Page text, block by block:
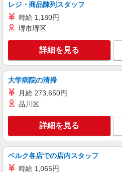
セントスタッフ株式会社 横浜支店（
※交通費全額別途
の定め
神奈川県横浜
キープ
派遣社員
セントスタッフ株式会社 横浜支店（
保育士
【保育士資格
※交通費全額別途支給 ※試用期間なし ※
神奈川県横浜
レジ・商品陳列スタッフ
時給 1,180円
堺市堺区
詳細を見る
大学病院の清掃
月給 273,650円
品川区
詳細を見る
ベルク各店での店内スタッフ
時給 1,065円